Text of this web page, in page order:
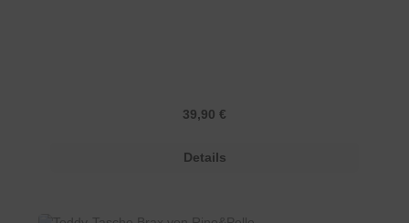
Regulärer Preis:
39,90 €
Details